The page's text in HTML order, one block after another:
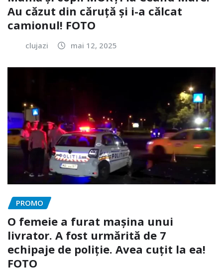
Au căzut din căruță și i-a călcat
camionul! FOTO
clujazi mai 12, 2025
PROMO
O femeie a furat mașina unui
livrator. A fost urmărită de 7
echipaje de poliție. Avea cuțit la ea!
FOTO